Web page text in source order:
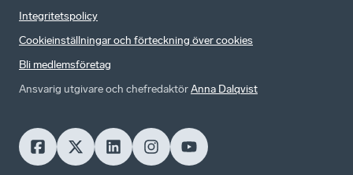
Integritetspolicy
Cookieinställningar och förteckning över cookies
Bli medlemsföretag
Ansvarig utgivare och chefredaktörAnna Dalqvist